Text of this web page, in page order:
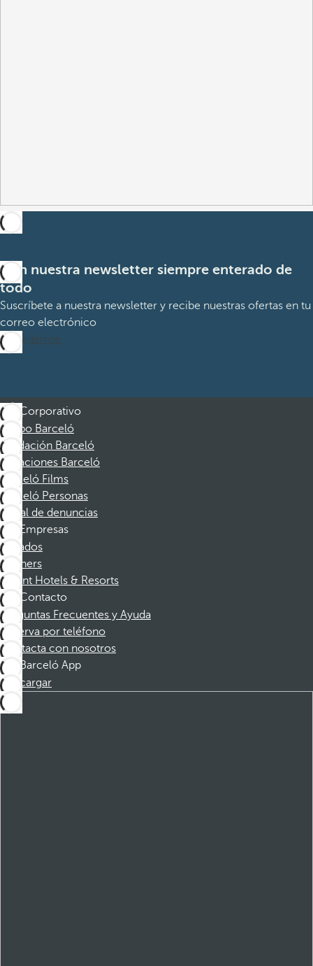
Con nuestra newsletter siempre enterado de
todo
Suscríbete a nuestra newsletter y recibe nuestras ofertas en tu
correo electrónico
Suscribirme
Corporativo
Grupo Barceló
Fundación Barceló
Vacaciones Barceló
Barceló Films
Barceló Personas
Canal de denuncias
Empresas
Afiliados
Partners
Dorint Hotels & Resorts
Contacto
Preguntas Frecuentes y Ayuda
Reserva por teléfono
Contacta con nosotros
Barceló App
Descargar